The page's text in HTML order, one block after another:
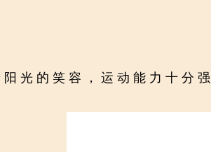
阳光的笑容，运动能力十分